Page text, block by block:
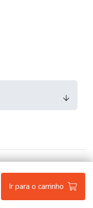
Ir para o carrinho
reservados.